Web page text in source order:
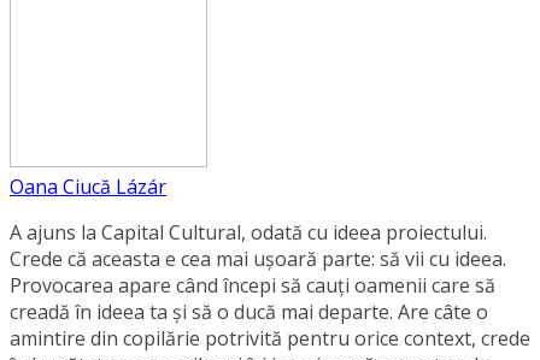
Oana Ciucă Lázár
A ajuns la Capital Cultural, odată cu ideea proiectului.
Crede că aceasta e cea mai ușoară parte: să vii cu ideea.
Provocarea apare când începi să cauți oamenii care să
creadă în ideea ta și să o ducă mai departe. Are câte o
amintire din copilărie potrivită pentru orice context, crede